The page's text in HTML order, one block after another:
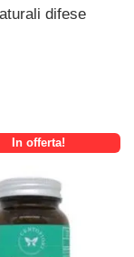
difese
In offerta!